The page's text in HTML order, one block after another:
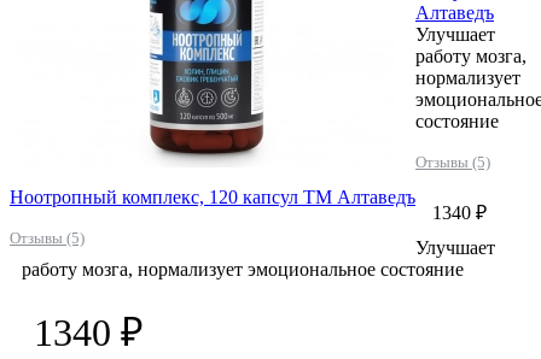
Ноотропный комплекс, 120 капсул ТМ Алтаведъ
Отзывы (5)
Алтаведъ
Улучшает
работу мозга,
нормализует
состояние
Отзывы (5)
1340 ₽
Улучшает
работу мозга, нормализует эмоциональное состояние
1340 ₽